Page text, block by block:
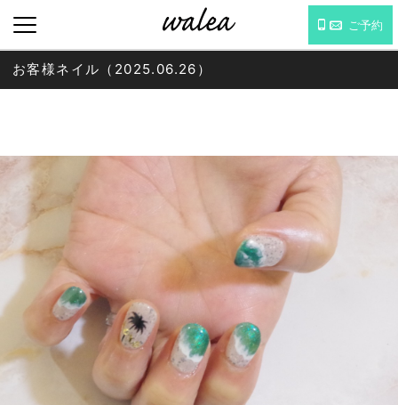
ご予約
お客様ネイル（2025.06.26）